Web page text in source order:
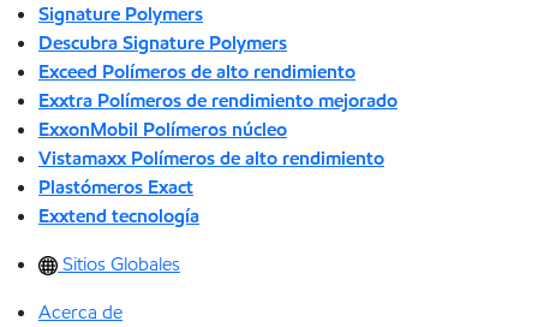
Signature Polymers
Descubra Signature Polymers
Exceed Polímeros de alto rendimiento
Exxtra Polímeros de rendimiento mejorado
ExxonMobil Polímeros núcleo
Vistamaxx Polímeros de alto rendimiento
Plastómeros Exact
Exxtend tecnología
Sitios Globales
Acerca de